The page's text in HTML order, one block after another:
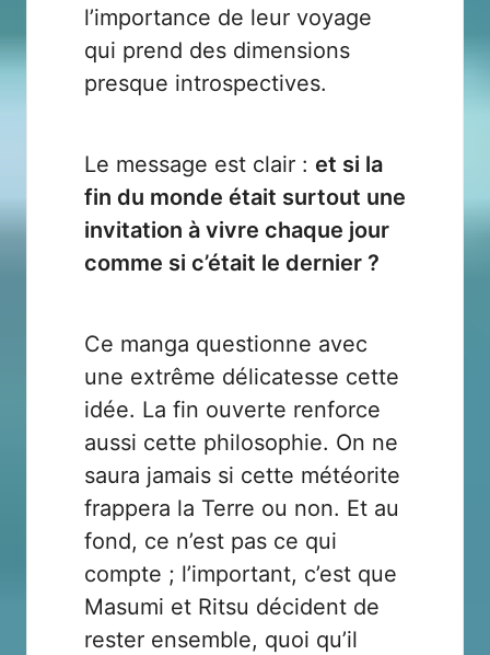
l’importance de leur voyage
qui prend des dimensions
presque introspectives.
Le message est clair : et si la
fin du monde était surtout une
invitation à vivre chaque jour
comme si c’était le dernier ?
Ce manga questionne avec
une extrême délicatesse cette
idée. La fin ouverte renforce
aussi cette philosophie. On ne
saura jamais si cette météorite
frappera la Terre ou non. Et au
fond, ce n’est pas ce qui
compte ; l’important, c’est que
Masumi et Ritsu décident de
rester ensemble, quoi qu’il